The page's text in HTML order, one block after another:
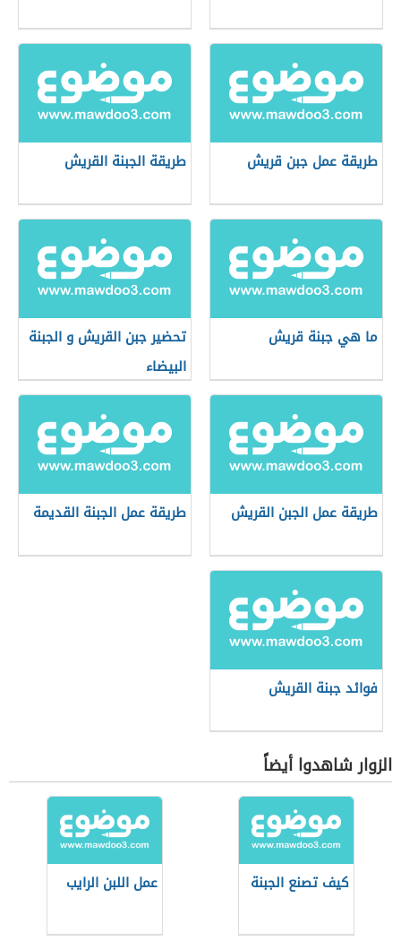
طريقة عمل جبن قريش طريقة الجبنة القريش
ما هي جبنة قريش
تحضير جبن القريش و الجبنة
البيضاء
طريقة عمل الجبن القريش طريقة عمل الجبنة القديمة
فوائد جبنة القريش
الزوار شاهدوا أيضاً
كيف تصنع الجبنة عمل اللبن الرايب